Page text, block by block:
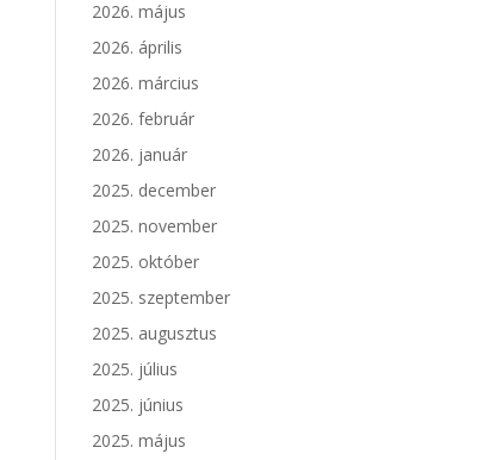
2026. május
2026. április
2026. március
2026. február
2026. január
2025. december
2025. november
2025. október
2025. szeptember
2025. augusztus
2025. július
2025. június
2025. május